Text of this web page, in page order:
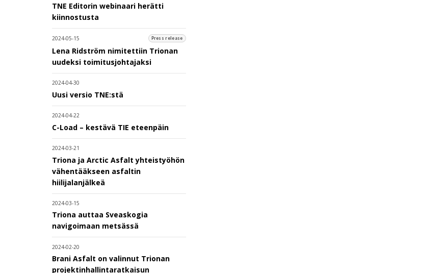
TNE Editorin webinaari herätti
kiinnostusta
2024-05-15 Press release
Lena Ridström nimitettiin Trionan
uudeksi toimitusjohtajaksi
2024-04-30
Uusi versio TNE:stä
2024-04-22
C-Load – kestävä TIE eteenpäin
2024-03-21
Triona ja Arctic Asfalt yhteistyöhön
vähentääkseen asfaltin
hiilijalanjälkeä
2024-03-15
Triona auttaa Sveaskogia
navigoimaan metsässä
2024-02-20
Brani Asfalt on valinnut Trionan
projektinhallintaratkaisun